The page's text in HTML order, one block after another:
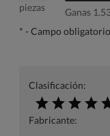
piezas
Ganas
* - Campo obligatorio
Clasificación:
Fabricante: